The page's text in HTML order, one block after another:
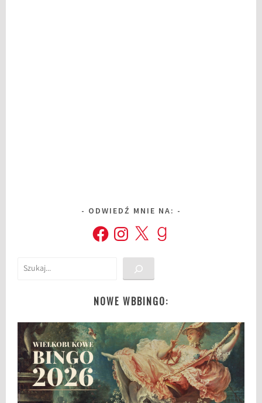
ODWIEDŹ MNIE NA:
FacebookInstagram
X Goodreads
Szukaj
NOWE WBBINGO: